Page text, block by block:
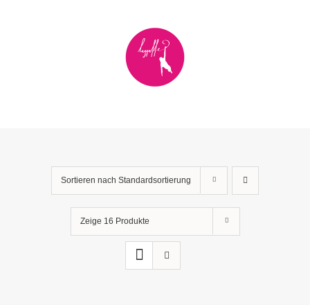
Sortieren nach Standardsortierung
Zeige 16 Produkte